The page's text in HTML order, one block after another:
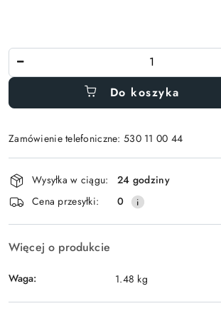
Ilość
Do koszyka
Zamówienie telefoniczne: 530 11 00 44
Wyślij
Dostępność
i
dostawa
Wysyłka w ciągu:
24 godziny
Cena przesyłki:
0
Więcej o produkcie
Waga: 1.48 kg